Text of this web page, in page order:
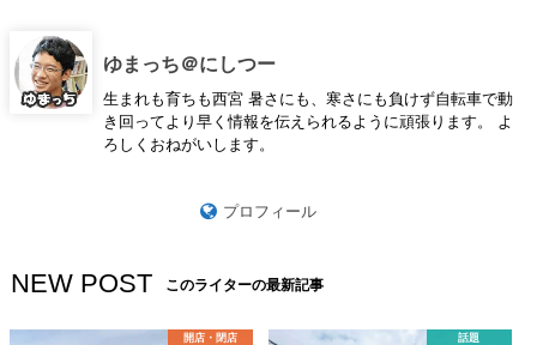
ゆまっち＠にしつー
生まれも育ちも西宮 暑さにも、寒さにも負けず自転車で動
き回ってより早く情報を伝えられるように頑張ります。 よ
ろしくおねがいします。
プロフィール
NEW POST このライターの最新記事
開店・閉店 話題